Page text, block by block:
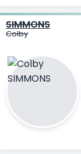
SIMMONS
Colby